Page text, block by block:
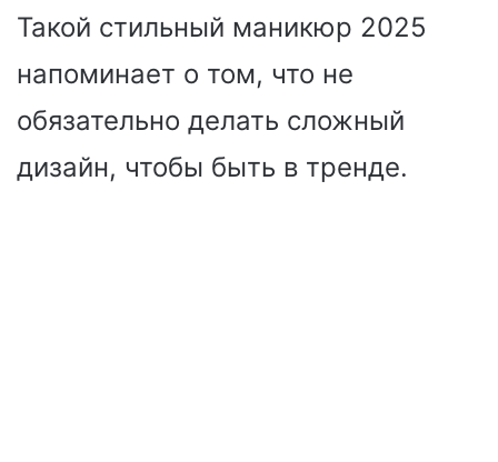
Такой стильный маникюр 2025
напоминает о том, что не
обязательно делать сложный
дизайн, чтобы быть в тренде.